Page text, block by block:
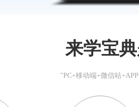
来学宝
"PC+移动端+微信站